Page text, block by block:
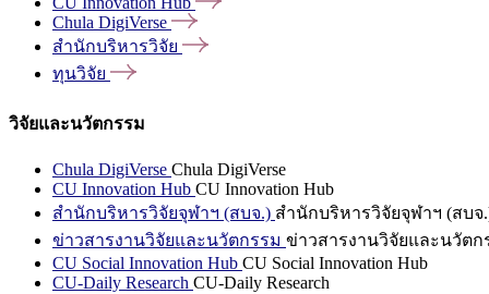
Chula DigiVerse
สำนักบริหารวิจัย
ทุนวิจัย
วิจัยและนวัตกรรม
Chula DigiVerse Chula DigiVerse
CU Innovation Hub CU Innovation Hub
สำนักบริหารวิจัยจุฬาฯ (สบจ.) สำนักบริหารวิจัยจุฬาฯ (สบจ
ข่าวสารงานวิจัยและนวัตกรรม ข่าวสารงานวิจัยและนวัตก
CU Social Innovation Hub CU Social Innovation Hub
CU-Daily Research CU-Daily Research